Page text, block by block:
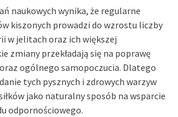
naukowych wynika, że regularne
kiszonych prowadzi do wzrostu liczby
w jelitach oraz ich większej
zmiany przekładają się na poprawę
ogólnego samopoczucia. Dlatego
tych pysznych i zdrowych warzyw
jako naturalny sposób na wsparcie
odpornościowego.